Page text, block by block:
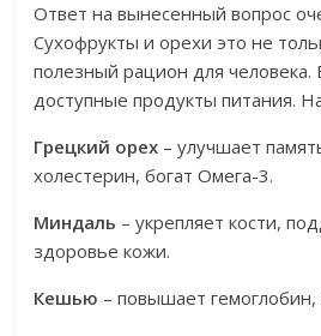
Ответ на вынесенный вопрос
Сухофрукты и орехи это не
полезный рацион для человека.
доступные продукты питания.
Грецкий орех – улучшает
холестерин, богат Омега-3.
Миндаль – укрепляет кости,
здоровье кожи.
Кешью – повышает